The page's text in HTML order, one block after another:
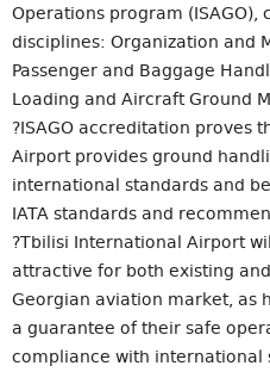
Operations program
disciplines: Organization and
Passenger and Baggage
Loading and Aircraft Ground
?ISAGO accreditation proves
Airport provides ground
international standards and
IATA standards and
?Tbilisi International Airport
attractive for both existing
Georgian aviation market, as
a guarantee of their safe
compliance with international